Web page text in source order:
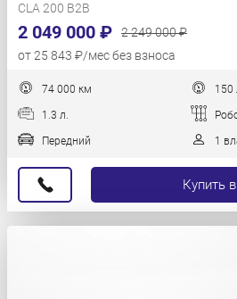
CLA 200 B2B
2 049 000 ₽
2 249 000 ₽
от 25 843 ₽/мес без взноса
74 000 км 150
1.3 л.
Передний 1
Купить